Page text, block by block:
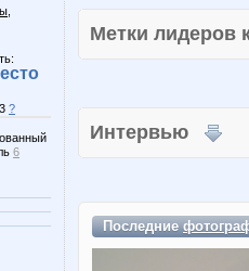
?
6
Метки
Интервью
Последние